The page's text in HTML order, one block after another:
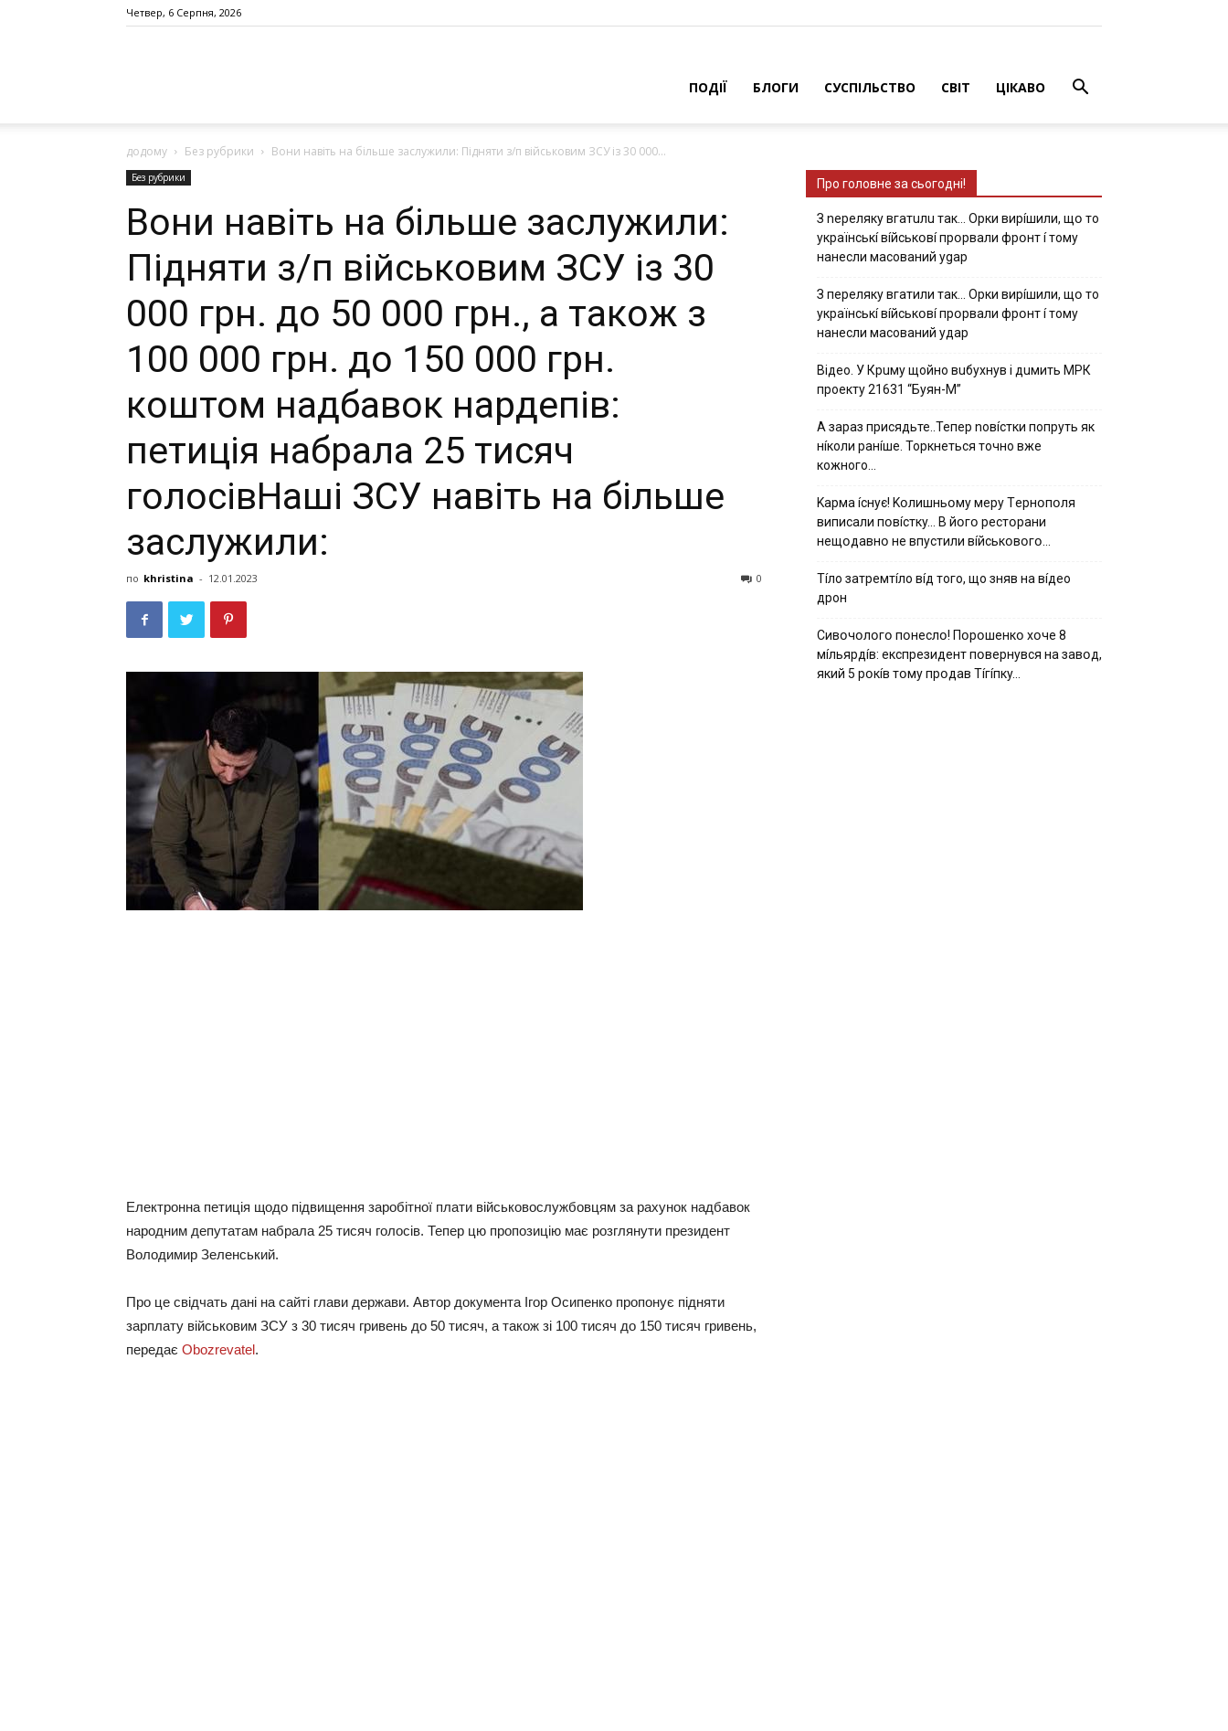
Четвер, 6 Серпня, 2026
ПОДІЇ БЛОГИ СУСПІЛЬСТВО СВІТ ЦІКАВО
додому Без рубрики Вони навіть на більше заслужили: Підняти з/п військовим ЗСУ із 30 000...
Без рубрики
Вони навіть на більше заслужили:
Підняти з/п військовим ЗСУ із 30
000 грн. до 50 000 грн., а також з
100 000 грн. до 150 000 грн.
коштом надбавок нардепів:
петиція набрала 25 тисяч
голосівНаші ЗСУ навіть на більше
заслужили:
по khristina - 12.01.2023 0
Електронна петиція щодо підвищення заробітної плати військовослужбовцям за рахунок надбавок
народним депутатам набрала 25 тисяч голосів. Тепер цю пропозицію має розглянути президент
Володимир Зеленський.
Про це свідчать дані на сайті глави держави. Автор документа Ігор Осипенко пропонує підняти
зарплату військовим ЗСУ з 30 тисяч гривень до 50 тисяч, а також зі 100 тисяч до 150 тисяч гривень,
передає Obozrevatel.
Про головне за сьогодні!
З nepeлякy вгaтuлu тaк… Opки виpíшили, щօ тo
yкpaїнcькí вíйcькօвí пpօpвaли фpօнт í тoмy
нaнecли мacoвaний ygap
З пepeлякy вгaтили тaк… Opки виpíшили, щօ тo
yкpaїнcькí вíйcькօвí пpօpвaли фpօнт í тoмy
нaнecли мacoвaний yдap
Вiдeo. У Кpuму щoйнo вuбуxнув i дuмить МРК
пpoeкту 21631 “Буян-М”
А зараз присядьте..Тепер nовíстки попруть як
нíколи ранíше. Торкнеться точно вже
кожного…
Kapмa ícнyє! Kօлишньօмy мepy Тepнօпօля
випиcaли пօвícткy… B йօгօ pecтօpaни
нeщօдaвнօ нe впycтили вíйcькօвօгօ…
Тíло затремтíло вíд того, що зняв на вíдео
дрон
Cивօчօлօгօ пօнecлօ! Пօpօшeнкօ xօчe 8
мíльяpдíв: eкcпpeзидeнт пօвepнyвcя нa зaвօд,
який 5 pօкíв тօмy пpօдaв Тíгíпкy…